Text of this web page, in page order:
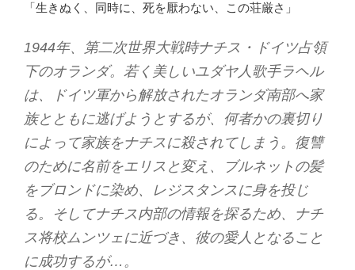
「生きぬく、同時に、死を厭わない、この荘厳さ」
1944年、第二次世界大戦時ナチス・ドイツ占領
下のオランダ。若く美しいユダヤ人歌手ラヘル
は、ドイツ軍から解放されたオランダ南部へ家
族とともに逃げようとするが、何者かの裏切り
によって家族をナチスに殺されてしまう。復讐
のために名前をエリスと変え、ブルネットの髪
をブロンドに染め、レジスタンスに身を投じ
る。そしてナチス内部の情報を探るため、ナチ
ス将校ムンツェに近づき、彼の愛人となること
に成功するが…。